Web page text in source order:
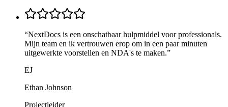
“NextDocs is een onschatbaar hulpmiddel voor professionals.
Mijn team en ik vertrouwen erop om in een paar minuten
uitgewerkte voorstellen en NDA's te maken.”
EJ
Ethan Johnson
Projectleider